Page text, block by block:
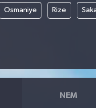
Osmaniye Rize
NEM